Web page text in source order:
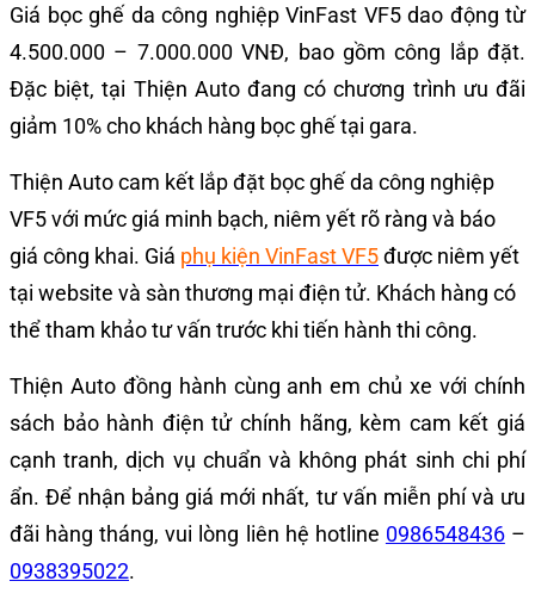
Giá bọc ghế da công nghiệp VinFast VF5 dao động từ
4.500.000 – 7.000.000 VNĐ, bao gồm công lắp đặt.
Đặc biệt, tại Thiện Auto đang có chương trình ưu đãi
giảm 10% cho khách hàng bọc ghế tại gara.
Thiện Auto cam kết lắp đặt bọc ghế da công nghiệp
VF5 với mức giá minh bạch, niêm yết rõ ràng và báo
giá công khai. Giá phụ kiện VinFast VF5được niêm yết
tại website và sàn thương mại điện tử. Khách hàng có
thể tham khảo tư vấn trước khi tiến hành thi công.
Thiện Auto đồng hành cùng anh em chủ xe với chính
sách bảo hành điện tử chính hãng, kèm cam kết giá
cạnh tranh, dịch vụ chuẩn và không phát sinh chi phí
ẩn. Để nhận bảng giá mới nhất, tư vấn miễn phí và ưu
đãi hàng tháng, vui lòng liên hệ hotline 0986548436–
0938395022.